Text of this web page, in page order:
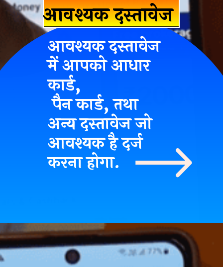
आवश्यक दस्तावेज
आवश्यक दस्तावेज
में आपको आधार
कार्ड,
पैन कार्ड, तथा
अन्य दस्तावेज जो
आवश्यक है दर्ज
करना होगा.